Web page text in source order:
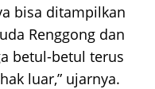
bisa ditampilkan
Renggong dan
betul-betul terus
luar,” ujarnya.